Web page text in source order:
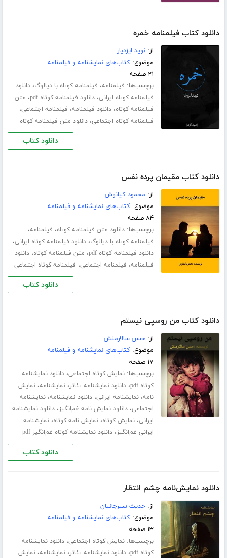
دانلود کتاب فیلمنامه خمره
از:نوید ایزدیار
موضوع:کتاب‌های نمایشنامه و فیلمنامه
۲۱ صفحه
برچسب‌ها: فیلمنامه، فیلمنامه کوتاه با دیالوگ،دانلود
فیلمنامه کوتاه ایرانی،دانلود فیلمنامه کوتاه pdf ، متن
فیلمنامه کوتاه،دانلود فیلمنامه، فیلمنامه اجتماعی،
فیلمنامه کوتاه اجتماعی،دانلود متن فیلمنامه کوتاه
دانلود کتاب
دانلود کتاب مقیمان پرده نفس
از: محمود کیانوش
موضوع:کتاب‌های نمایشنامه و فیلمنامه
۸۴ صفحه
برچسب‌ها:دانلود متن فیلمنامه کوتاه، فیلمنامه،
فیلمنامه کوتاه با دیالوگ،دانلود فیلمنامه کوتاه ایرانی،
دانلود فیلمنامه کوتاه pdf ، متن فیلمنامه کوتاه،دانلود
فیلمنامه، فیلمنامه اجتماعی، فیلمنامه کوتاه اجتماعی
دانلود کتاب
دانلود کتاب من روسپی نیستم
از:حسن سالارمنش
موضوع:کتاب‌های نمایشنامه و فیلمنامه
۱۷ صفحه
برچسب‌ها:نمایش کوتاه اجتماعی،دانلود نمایشنامه
کوتاه pdf
،دانلود نمایشنامه تئاتر،نمایشنامه،نمایش
نامه،نمایشنامه ایرانی،دانلود نمایشنامه،نمایشنامه
اجتماعی،دانلود نمایش نامه غم‌انگیز،دانلود نمایشنامه
ایرانی،نمایش کوتاه،نمایش نامه کوتاه،نمایشنامه
ایرانی غم‌انگیز،دانلود نمایشنامه کوتاه غم‌انگیز pdf
دانلود کتاب
دانلود نمایش‌نامه چشم انتظار
از:حدیث سیرجانیان
موضوع:کتاب‌های نمایشنامه و فیلمنامه
۱۳ صفحه
برچسب‌ها:نمایش کوتاه اجتماعی،دانلود نمایشنامه
کوتاه pdf
،دانلود نمایشنامه تئاتر،نمایشنامه،نمایش